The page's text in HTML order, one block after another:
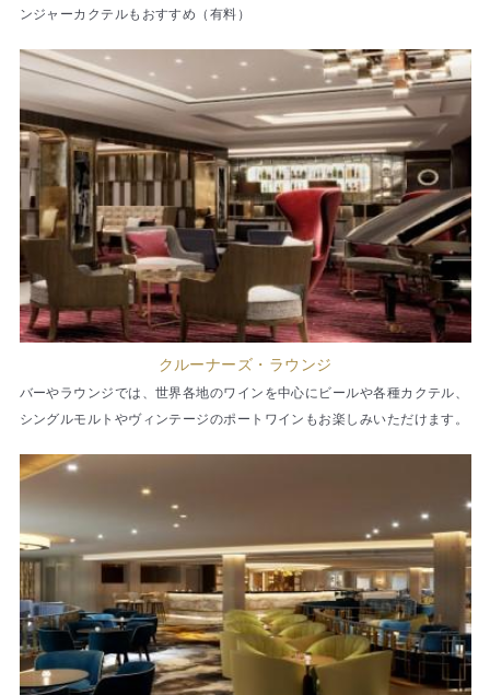
ンジャーカクテルもおすすめ（有料）
クルーナーズ・ラウンジ
バーやラウンジでは、世界各地のワインを中心にビールや各種カクテル、
シングルモルトやヴィンテージのポートワインもお楽しみいただけます。